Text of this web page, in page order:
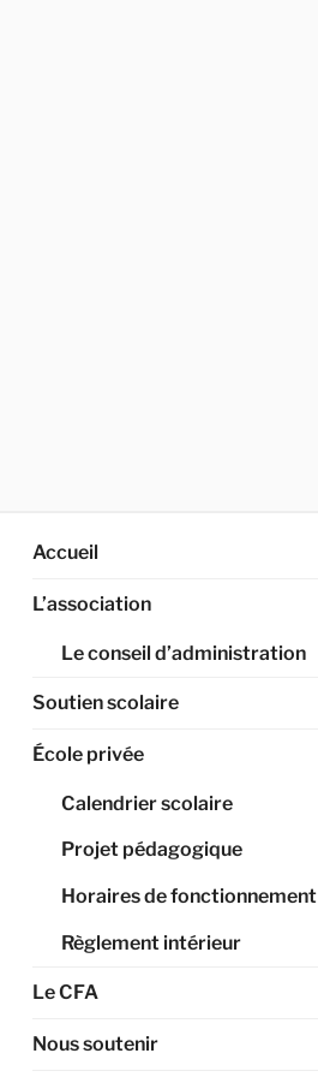
Accueil
L’association
Le conseil d’administration
Soutien scolaire
École privée
Calendrier scolaire
Projet pédagogique
Horaires de fonctionnement
Règlement intérieur
Le CFA
Nous soutenir